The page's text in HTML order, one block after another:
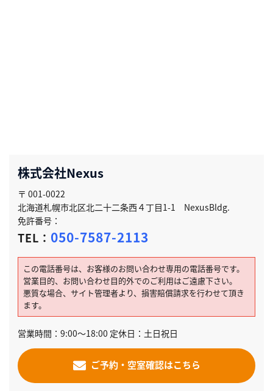
株式会社Nexus
〒 001-0022
北海道札幌市北区北二十二条西４丁目1-1 NexusBldg.
免許番号：
TEL： 050-7587-2113
この電話番号は、お客様のお問い合わせ専用の電話番号です。
営業目的、お問い合わせ目的外でのご利用はご遠慮下さい。
悪質な場合、サイト管理者より、損害賠償請求を行わせて頂き
ます。
営業時間：9:00～18:00 定休日：土日祝日
ご予約・空室確認はこちら